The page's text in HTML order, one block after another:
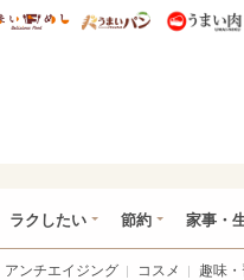
ディズニー特集
うまいめし うまいパン
ラクしたい 節約 家事・
アンチエイジング コスメ 趣味